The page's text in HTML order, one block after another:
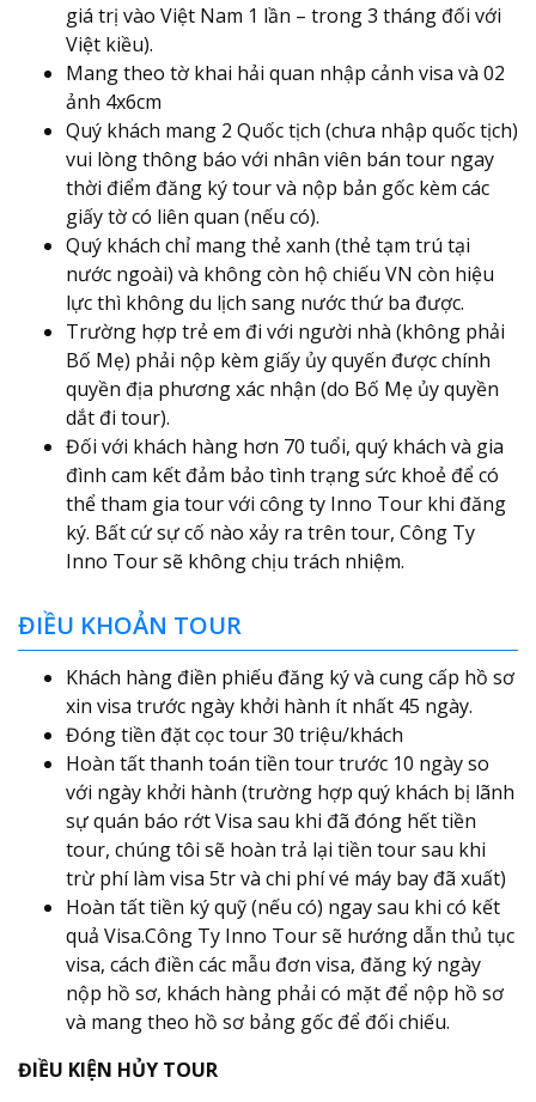
giá trị vào Việt Nam 1 lần – trong 3 tháng đối với
Việt kiều).
Mang theo tờ khai hải quan nhập cảnh visa và 02
ảnh 4x6cm
Quý khách mang 2 Quốc tịch (chưa nhập quốc tịch)
vui lòng thông báo với nhân viên bán tour ngay
thời điểm đăng ký tour và nộp bản gốc kèm các
giấy tờ có liên quan (nếu có).
Quý khách chỉ mang thẻ xanh (thẻ tạm trú tại
nước ngoài) và không còn hộ chiếu VN còn hiệu
lực thì không du lịch sang nước thứ ba được.
Trường hợp trẻ em đi với người nhà (không phải
Bố Mẹ) phải nộp kèm giấy ủy quyến được chính
quyền địa phương xác nhận (do Bố Mẹ ủy quyền
dắt đi tour).
Đối với khách hàng hơn 70 tuổi, quý khách và gia
đình cam kết đảm bảo tình trạng sức khoẻ để có
thể tham gia tour với công ty Inno Tour khi đăng
ký. Bất cứ sự cố nào xảy ra trên tour, Công Ty
Inno Tour sẽ không chịu trách nhiệm.
ĐIỀU KHOẢN TOUR
Khách hàng điền phiếu đăng ký và cung cấp hồ sơ
xin visa trước ngày khởi hành ít nhất 45 ngày.
Đóng tiền đặt cọc tour 30 triệu/khách
Hoàn tất thanh toán tiền tour trước 10 ngày so
với ngày khởi hành (trường hợp quý khách bị lãnh
sự quán báo rớt Visa sau khi đã đóng hết tiền
tour, chúng tôi sẽ hoàn trả lại tiền tour sau khi
trừ phí làm visa 5tr và chi phí vé máy bay đã xuất)
Hoàn tất tiền ký quỹ (nếu có) ngay sau khi có kết
quả Visa.Công Ty Inno Tour sẽ hướng dẫn thủ tục
visa, cách điền các mẫu đơn visa, đăng ký ngày
nộp hồ sơ, khách hàng phải có mặt để nộp hồ sơ
và mang theo hồ sơ bảng gốc để đối chiếu.
ĐIỀU KIỆN HỦY TOUR